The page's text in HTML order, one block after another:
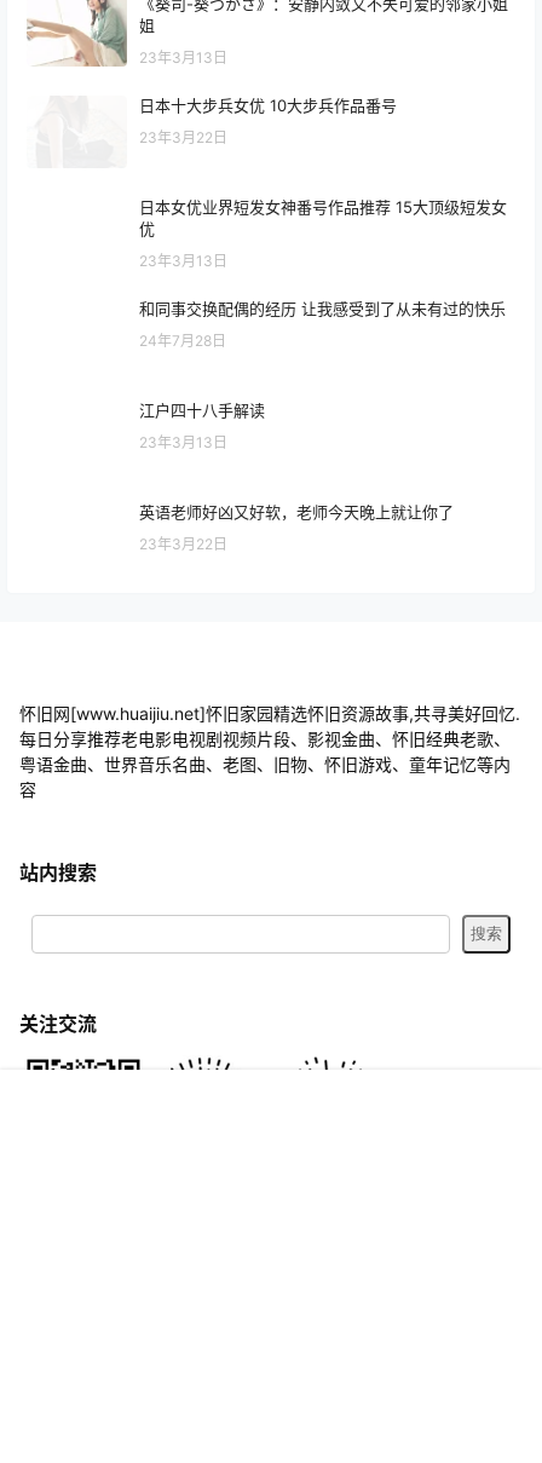
姐
23年3月13日
日本十大步兵女优 10大步兵作品番号
23年3月22日
日本女优业界短发女神番号作品推荐 15大顶级短发女
优
23年3月13日
和同事交换配偶的经历 让我感受到了从未有过的快乐
24年7月28日
江户四十八手解读
23年3月13日
英语老师好凶又好软，老师今天晚上就让你了
23年3月22日
怀旧网[www.huaijiu.net]怀旧家园精选怀旧资源故事,共寻美好回忆.
每日分享推荐老电影电视剧视频片段、影视金曲、怀旧经典老歌、
粤语金曲、世界音乐名曲、老图、旧物、怀旧游戏、童年记忆等内
容
站内搜索
关注交流